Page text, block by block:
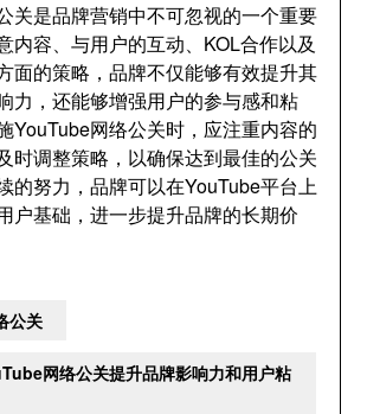
关是品牌营销中不可忽视的一个重要
内容、与用户的互动、KOL合作以及
面的策略，品牌不仅能够有效提升其
力，还能够增强用户的参与感和粘
YouTube网络公关时，应注重内容的
时调整策略，以确保达到最佳的公关
的努力，品牌可以在YouTube平台上
户基础，进一步提升品牌的长期价
公关
网络公关提升品牌影响力和用户粘